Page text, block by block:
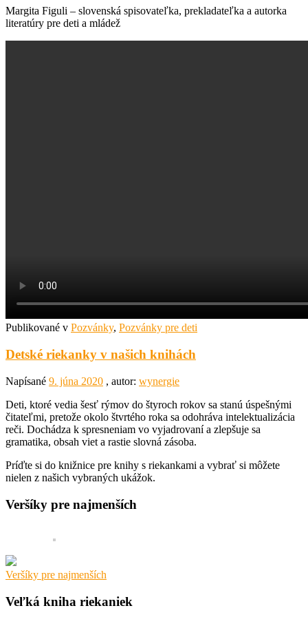
Margita Figuli – slovenská spisovateľka, prekladateľka a autorka
literatúry pre deti a mládež
Publikované v Pozvánky, Pozvánky pre deti
Detské riekanky v našich knihách
Napísané 9. júna 2020 , autor: wynergie
Deti, ktoré vedia šesť rýmov do štyroch rokov sa stanú úspešnými
čitateľmi, pretože okolo štvrtého roka sa odohráva intelektualizácia
reči. Dochádza k spresneniam vo vyjadrovaní a zlepšuje sa
gramatika, obsah viet a rastie slovná zásoba.
Príďte si do knižnice pre knihy s riekankami a vybrať si môžete
nielen z našich vybraných ukážok.
Veršíky pre najmenších
Veršíky pre najmenších
Veľká kniha riekaniek